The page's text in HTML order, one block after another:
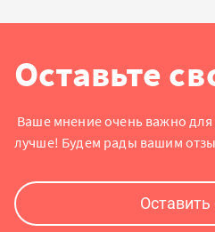
Оставьте
Ваше мнение очень важно для
лучше! Будем рады вашим